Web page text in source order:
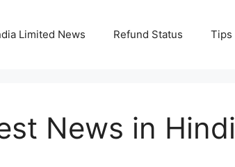
Limited News Refund Status Tips
News in Hindi